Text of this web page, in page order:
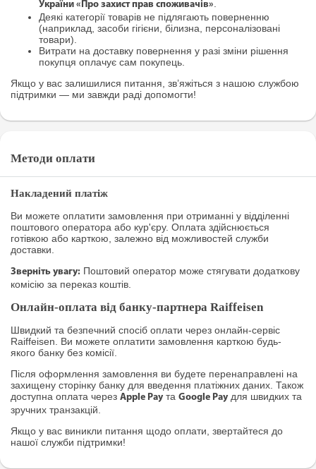
України «Про захист прав споживачів».
Деякі категорії товарів не підлягають поверненню
(наприклад, засоби гігієни, білизна, персоналізовані
товари).
Витрати на доставку повернення у разі зміни рішення
покупця оплачує сам покупець.
Якщо у вас залишилися питання, зв’яжіться з нашою службою
підтримки — ми завжди раді допомогти!
Методи оплати
Накладений платіж
Ви можете оплатити замовлення при отриманні у відділенні
поштового оператора або кур'єру. Оплата здійснюється
готівкою або карткою, залежно від можливостей служби
доставки.
Зверніть увагу: Поштовий оператор може стягувати додаткову
комісію за переказ коштів.
Онлайн-оплата від банку-партнера Raiffeisen
Швидкий та безпечний спосіб оплати через онлайн-сервіс
Raiffeisen. Ви можете оплатити замовлення карткою будь-
якого банку без комісії.
Після оформлення замовлення ви будете перенаправлені на
захищену сторінку банку для введення платіжних даних. Також
доступна оплата через Apple Pay та Google Pay для швидких та
зручних транзакцій.
Якщо у вас виникли питання щодо оплати, звертайтеся до
нашої служби підтримки!